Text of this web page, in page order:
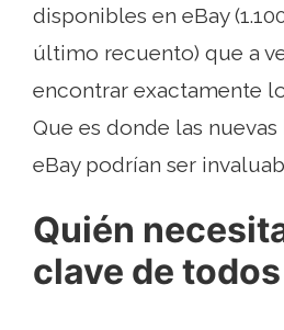
disponibles en eBay
último recuento) que a
encontrar exactamente
Que es donde las
eBay podrían ser
Quién
clave de